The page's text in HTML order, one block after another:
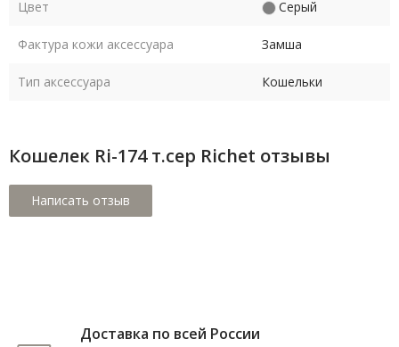
Цвет Серый
Фактура кожи аксессуара Замша
Тип аксессуара Кошельки
Кошелек Ri-174 т.сер Richet отзывы
Доставка по всей России